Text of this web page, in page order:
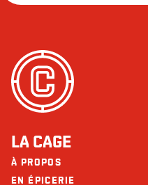
LA CAGE
À PROPOS
EN ÉPICERIE